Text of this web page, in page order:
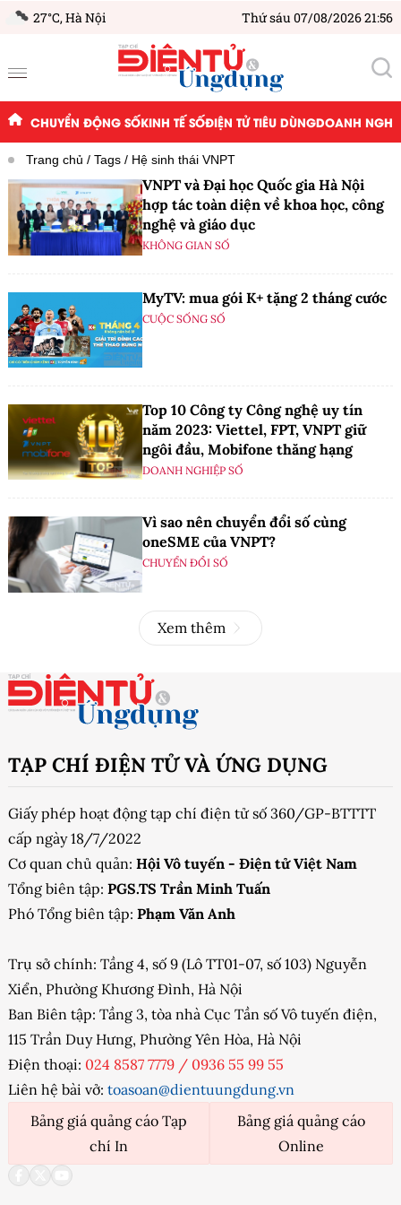
27°C,Hà Nội Thứ sáu 07/08/2026 21:56
CHUYỂN ĐỘNG SỐKINH TẾ SỐĐIỆN TỬ TIÊU DÙNGDOANH
Trang chủ Tags Hệ sinh thái VNPT
VNPT và Đại học Quốc gia Hà Nội
hợp tác toàn diện về khoa học, công
nghệ và giáo dục
KHÔNG GIAN SỐ
MyTV: mua gói K+ tặng 2 tháng cước
CUỘC SỐNG SỐ
Top 10 Công ty Công nghệ uy tín
năm 2023: Viettel, FPT, VNPT giữ
ngôi đầu, Mobifone thăng hạng
DOANH NGHIỆP SỐ
Vì sao nên chuyển đổi số cùng
oneSME của VNPT?
CHUYỂN ĐỔI SỐ
Xem thêm
TẠP CHÍ ĐIỆN TỬ VÀ ỨNG DỤNG
Giấy phép hoạt động tạp chí điện tử số 360/GP-BTTTT
cấp ngày 18/7/2022
Cơ quan chủ quản: Hội Vô tuyến - Điện tử Việt Nam
Tổng biên tập: PGS.TS Trần Minh Tuấn
Phó Tổng biên tập: Phạm Văn Anh
Trụ sở chính: Tầng 4, số 9 (Lô TT01-07, số 103) Nguyễn
Xiển, Phường Khương Đình, Hà Nội
Ban Biên tập: Tầng 3, tòa nhà Cục Tần số Vô tuyến điện,
115 Trần Duy Hưng, Phường Yên Hòa, Hà Nội
Điện thoại: 024 8587 7779 / 0936 55 99 55
Liên hệ bài vở: toasoan@dientuungdung.vn
Bảng giá quảng cáo Tạp
chí In
Bảng giá quảng cáo
Online